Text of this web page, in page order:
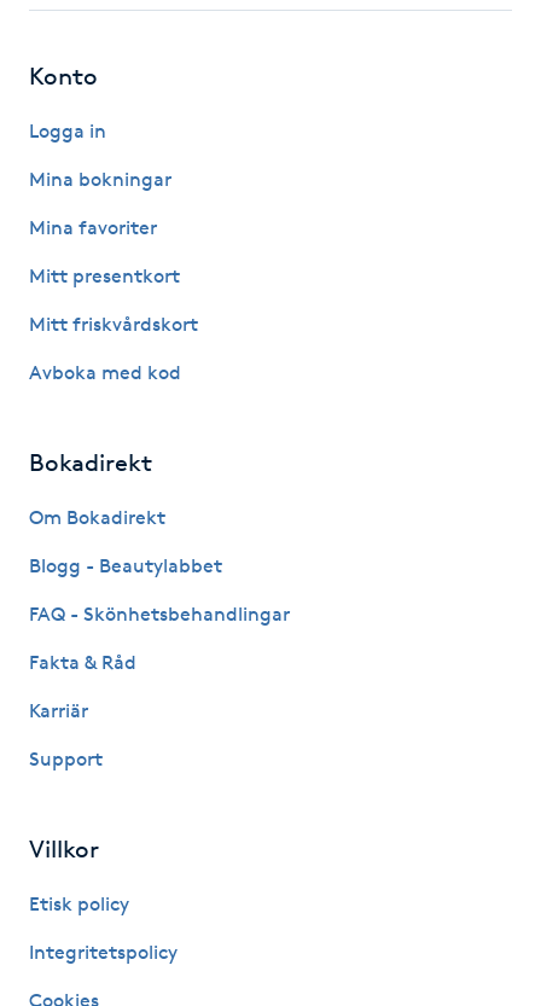
LPG
LPG-behandling
Luggklippning
Läpptatuering
Makeup
Manikyr & Pedikyr
Medial vägledning
Meditation
Medium
Konto
Logga in
Mina bokningar
Mina favoriter
Mitt presentkort
Mitt friskvårdskort
Avboka med kod
Bokadirekt
Om Bokadirekt
Blogg - Beautylabbet
FAQ - Skönhetsbehandlingar
Fakta & Råd
Karriär
Support
Villkor
Etisk policy
Integritetspolicy
Cookies